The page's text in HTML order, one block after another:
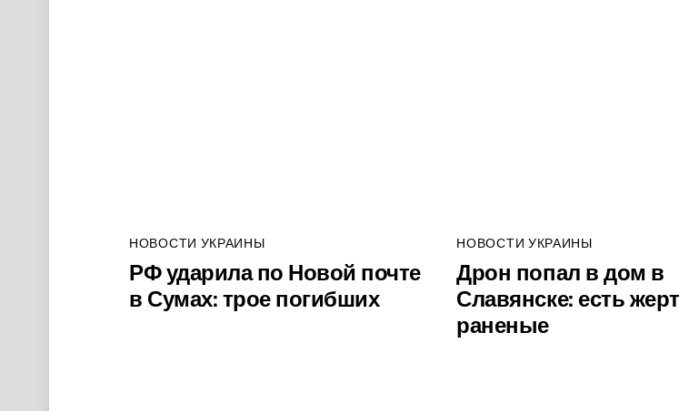
НОВОСТИ УКРАИНЫ
РФ ударила по Новой почте
в Сумах: трое погибших
НОВОСТИ УКРАИНЫ
Дрон попал в дом в
Славянске: есть
раненые